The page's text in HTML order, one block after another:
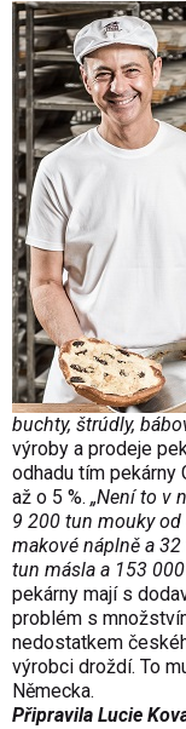
buchty, štrúdly,
výroby a prodeje
odhadu tím
až o 5 %. „Není to v
9 200 tun mouky
makové náplně a
tun másla a 153
pekárny mají s
problém s
nedostatkem
výrobci droždí. To
Německa.
Připravila Lucie